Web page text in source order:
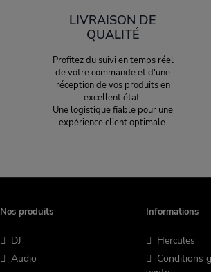
LIVRAISON DE
QUALITÉ
Profitez du suivi en temps réel
de votre commande et d'une
réception de vos produits en
excellent état.
Une logistique fiable pour une
expérience client optimale.
Nos produits
DJ
Audio
Informations
Hercules
Conditions